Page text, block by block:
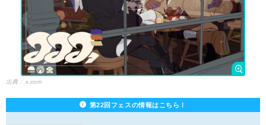
出典： x.com
第22回フェスの情報はこちら！